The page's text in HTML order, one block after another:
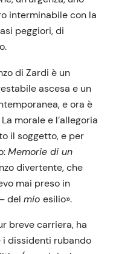
interminabile con la
peggiori, di
di Zardi è un
ascesa e un
e ora è
morale e l’allegoria
il soggetto, e per
Memorie di un
divertente, che
mai preso in
del mio esilio».
breve carriera, ha
dissidenti rubando